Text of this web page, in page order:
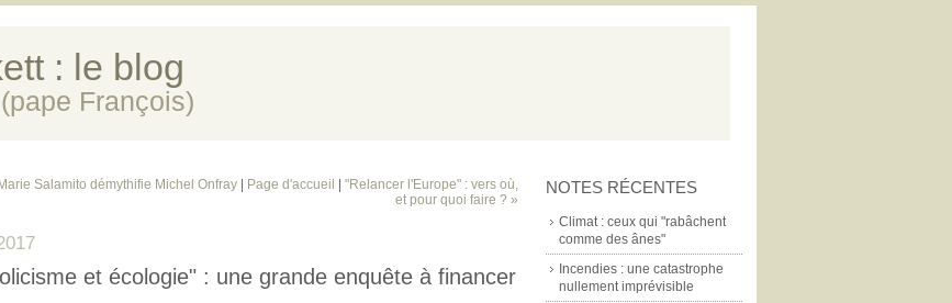
: le blog
François)
NOTES RÉCENTES
Climat : ceux qui "rabâchent
comme des ânes"
Incendies : une catastrophe
nullement imprévisible
Salamito démythifie Michel Onfray Page d'accueil
"Relancer l'Europe" : vers où,
et pour quoi faire ? »
et écologie" : une grande enquête à financer